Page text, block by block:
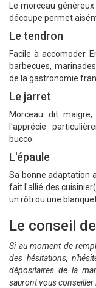
Le morceau
découpe permet
Le tendron
Facile à accomoder.
barbecues,
de la gastronomie
Le jarret
Morceau dit
l'apprécie
bucco.
L'épaule
Sa bonne adaptation
fait l'allié des
un rôti ou une
Le conseil
Si au moment de
des hésitations,
dépositaires de la
sauront vous conseiller